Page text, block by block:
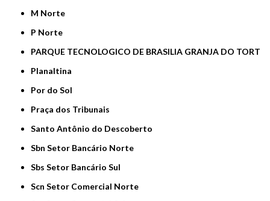
M Norte
P Norte
PARQUE TECNOLOGICO DE BRASILIA GRANJA DO TORT
Planaltina
Por do Sol
Praça dos Tribunais
Santo Antônio do Descoberto
Sbn Setor Bancário Norte
Sbs Setor Bancário Sul
Scn Setor Comercial Norte